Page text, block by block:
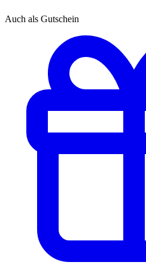
Auch als Gutschein